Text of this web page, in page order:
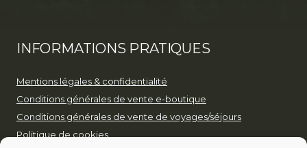
INFORMATIONS PRATIQUES
Mentions légales & confidentialité
Conditions générales de vente e-boutique
Conditions générales de vente de voyages/séjours
Politique de cookies